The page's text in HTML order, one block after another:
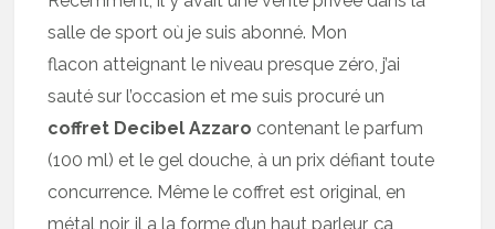
salle de sport où je suis abonné. Mon
flacon atteignant le niveau presque zéro, j’ai
sauté sur l’occasion et me suis procuré un
coffret Decibel Azzaro contenant le parfum
(100 ml) et le gel douche, à un prix défiant toute
concurrence. Même le coffret est original, en
métal noir, il a la forme d’un haut parleur, ça